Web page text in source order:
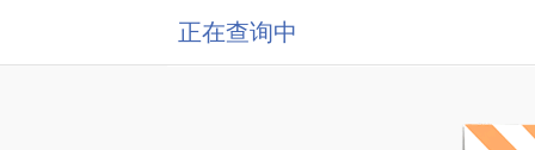
正在查询中